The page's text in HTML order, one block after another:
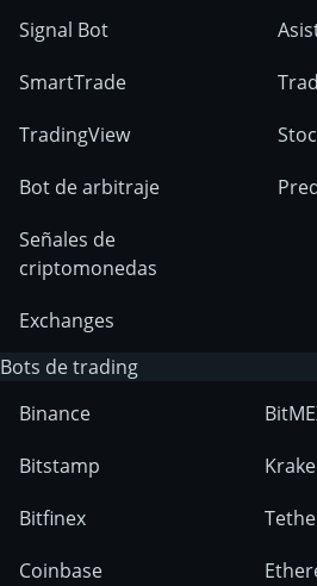
Signal Bot
SmartTrade
TradingView
Bot de arbitraje
Señales de
criptomonedas
Exchanges
Bots de trading
Binance
Bitstamp
Bitfinex
Coinbase